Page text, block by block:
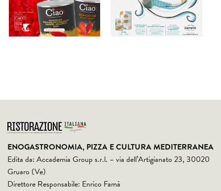
ENOGASTRONOMIA, PIZZA E CULTURA MEDITERRANEA
Edita da: Accademia Group s.r.l. – via dell’Artigianato 23, 30020
Gruaro (Ve)
Direttore Responsabile: Enrico Famà